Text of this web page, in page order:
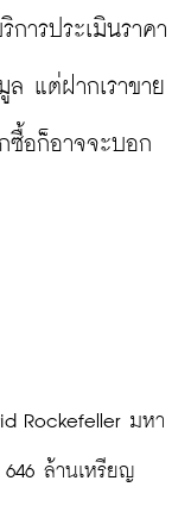
การประเมินราคา
ล แต่ฝากเราขาย
อก็อาจจะบอก
646 ล้านเหรียญ